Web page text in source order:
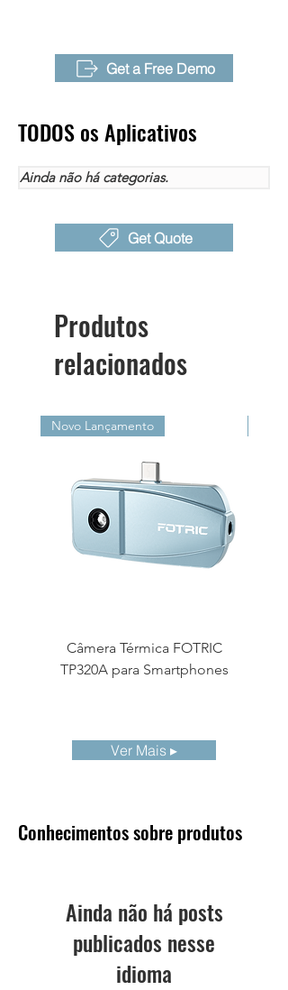
Invólucro
*Algumas funcionalidades podem ser
adicionadas ou ligeiramente alteradas
consoante a região e país
Get a Free Demo
TODOS os Aplicativos
Ainda não há categorias.
Get Quote
Produtos
relacionados
Novo Lançamento
Câmera Térmica FOTRIC
TP320A para Smartphones
Ver Mais ▸
Conhecimentos sobre produtos
Ainda não há posts
publicados nesse
idioma